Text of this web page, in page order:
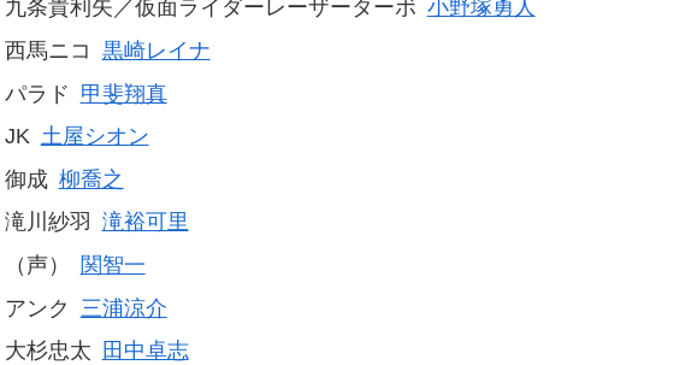
九条貴利矢／仮面ライダーレーザーターボ 小野塚勇人
西馬ニコ 黒崎レイナ
パラド 甲斐翔真
JK 土屋シオン
御成 柳喬之
滝川紗羽 滝裕可里
（声）
関智一
アンク
三浦涼介
大杉忠太
田中卓志